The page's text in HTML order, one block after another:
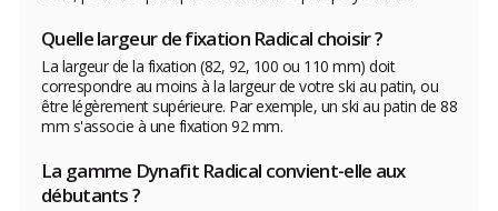
Quelle largeur de fixation Radical choisir ?
La largeur de la fixation (82, 92, 100 ou 110 mm) doit
correspondre au moins à la largeur de votre ski au patin, ou
être légèrement supérieure. Par exemple, un ski au patin de 88
mm s'associe à une fixation 92 mm.
La gamme Dynafit Radical convient-elle aux
débutants ?